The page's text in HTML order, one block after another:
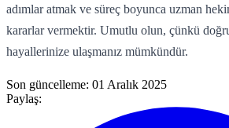
adımlar atmak ve süreç boyunca uzman
kararlar vermektir. Umutlu olun, çünkü
hayallerinize ulaşmanız mümkündür.
Son güncelleme: 01 Aralık 2025
Paylaş: